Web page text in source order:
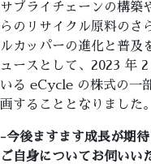
サプライチェーンの構築
らのリサイクル原料のさ
ルカッパーの進化と普及
ュースとして、2023 年
いる eCycle の株式の一
画することとなりました。
-今後ますます成長が期
ご自身についてお伺いい